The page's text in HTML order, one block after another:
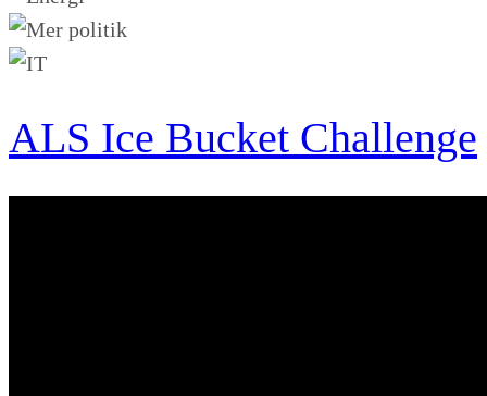
ALS Ice Bucket Challenge